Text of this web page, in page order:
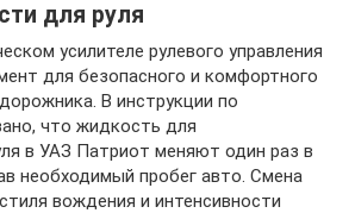
для руля
усилителе рулевого управления
для безопасного и комфортного
В инструкции по
что жидкость для
в УАЗ Патриот меняют один раз в
необходимый пробег авто. Смена
вождения и интенсивности